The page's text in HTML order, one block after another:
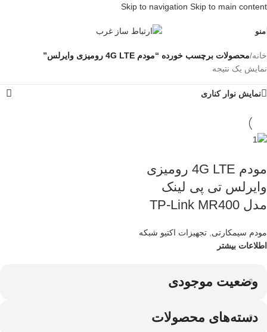
Skip to navigation Skip to main content
منو
وضعیت موجودی
دسته‌های محصولات
خانه/محصولات برچسب خورده “مودم 4G LTE رومیزی وایرلس”
نمایش یک نتیجه
نمایش نوار کناری
مودم 4G LTE رومیزی
وایرلس تی پی لینک
مدل TP-Link MR400
مودم سیمکارتی تجهیزات اکتیو شبکه
اطلاعات بیشتر